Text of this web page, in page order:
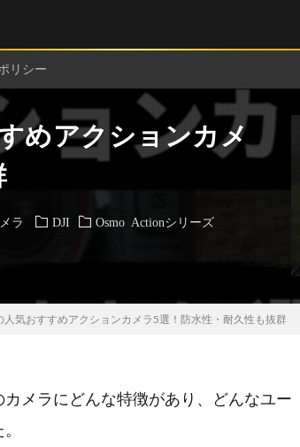
リシー
めアクションカメ
ラ DJI
Osmo Actionシリーズ
人気おすすめアクションカメラ5選！防水性・耐久性も抜群
メラにどんな特徴があり、どんなユー